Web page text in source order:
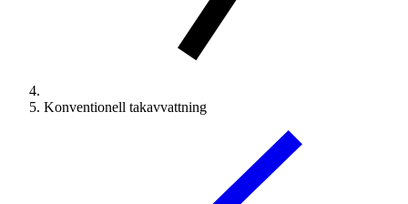
Konventionell takavvattning